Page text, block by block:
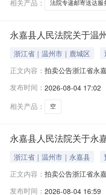
相关产品： 法院专递邮寄送达服
永嘉县人民法院关于温
浙江省｜温州市｜鹿城区
正文内容： 拍卖公告浙江省永
陶小区西苑（现为
发布时间： 2026-08-04 17:02
相关产品：
空
永嘉县人民法院关于永
浙江省｜温州市｜永嘉县
正文内容： 拍卖公告浙江省永
发布时间： 2026-08-04 16:59